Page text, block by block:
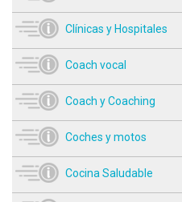
Clínicas y Hospitales
Coach vocal
Coach y Coaching
Coches y motos
Cocina Saludable